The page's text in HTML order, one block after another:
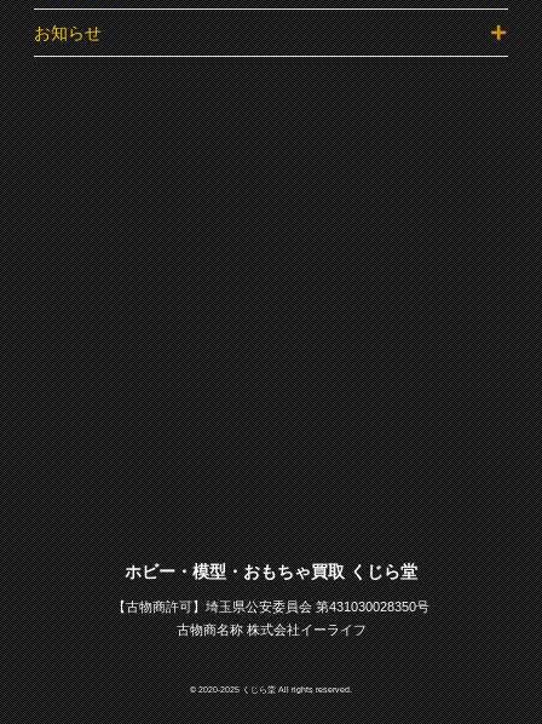
お知らせ
ホビー・模型・おもちゃ買取 くじら堂
【古物商許可】埼玉県公安委員会 第431030028350号
古物商名称 株式会社イーライフ
© 2020-2025 くじら堂 All rights reserved.